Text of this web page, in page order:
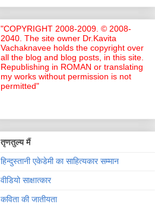
"COPYRIGHT 2008-2009. © 2008-
2040. The site owner Dr.Kavita
Vachaknavee holds the copyright over
all the blog and blog posts, in this site.
Republishing in ROMAN or translating
my works without permission is not
permitted"
तृणतुल्य मैं
हिन्दुस्तानी एकेडेमी का साहित्यकार सम्मान
वीडियो साक्षात्कार
कविता की जातीयता